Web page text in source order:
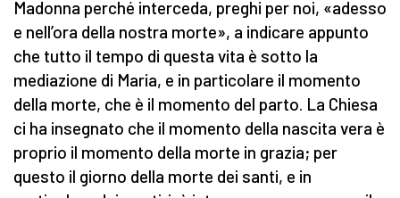
Madonna perché interceda, preghi per noi, «adesso
e nell’ora della nostra morte», a indicare appunto
che tutto il tempo di questa vita è sotto la
mediazione di Maria, e in particolare il momento
della morte, che è il momento del parto. La Chiesa
ci ha insegnato che il momento della nascita vera è
proprio il momento della morte in grazia; per
questo il giorno della morte dei santi, e in